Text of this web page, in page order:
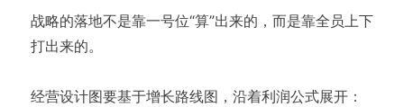
战略的落地不是靠一号位“算”出来的，而是靠全员上下
打出来的。
经营设计图要基于增长路线图，沿着利润公式展开：